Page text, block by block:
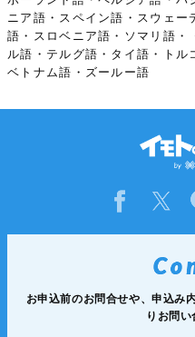
ニア語・スペイン語・スウェー
語・スロベニア語・ソマリ語・
ル語・テルグ語・タイ語・トル
ベトナム語・ズールー語
お申込前のお問合せや、申込み
りお問い